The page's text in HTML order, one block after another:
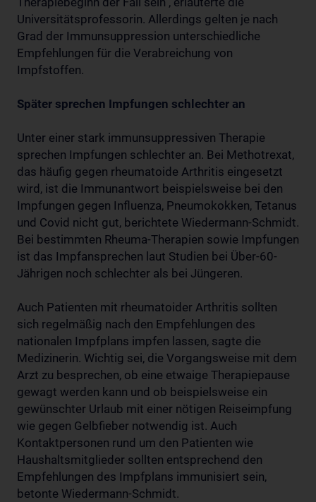
Universitätsprofessorin. Allerdings gelten je nach
Grad der Immunsuppression unterschiedliche
Empfehlungen für die Verabreichung von
Impfstoffen.
Später sprechen Impfungen schlechter an
Unter einer stark immunsuppressiven Therapie
sprechen Impfungen schlechter an. Bei Methotrexat,
das häufig gegen rheumatoide Arthritis eingesetzt
wird, ist die Immunantwort beispielsweise bei den
Impfungen gegen Influenza, Pneumokokken, Tetanus
und Covid nicht gut, berichtete Wiedermann-Schmidt.
Bei bestimmten Rheuma-Therapien sowie Impfungen
ist das Impfansprechen laut Studien bei Über-60-
Jährigen noch schlechter als bei Jüngeren.
Auch Patienten mit rheumatoider Arthritis sollten
sich regelmäßig nach den Empfehlungen des
nationalen Impfplans impfen lassen, sagte die
Medizinerin. Wichtig sei, die Vorgangsweise mit dem
Arzt zu besprechen, ob eine etwaige Therapiepause
gewagt werden kann und ob beispielsweise ein
gewünschter Urlaub mit einer nötigen Reiseimpfung
wie gegen Gelbfieber notwendig ist. Auch
Kontaktpersonen rund um den Patienten wie
Haushaltsmitglieder sollten entsprechend den
Empfehlungen des Impfplans immunisiert sein,
betonte Wiedermann-Schmidt.